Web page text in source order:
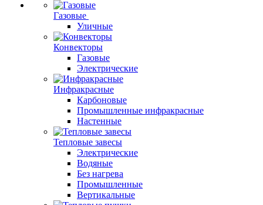
Газовые
Уличные
Конвекторы
Газовые
Электрические
Инфракрасные
Карбоновые
Промышленные инфракрасные
Настенные
Тепловые завесы
Электрические
Водяные
Без нагрева
Промышленные
Вертикальные